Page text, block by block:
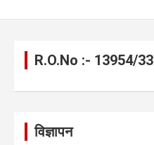
R.O.No :- 13954/33
विज्ञापन